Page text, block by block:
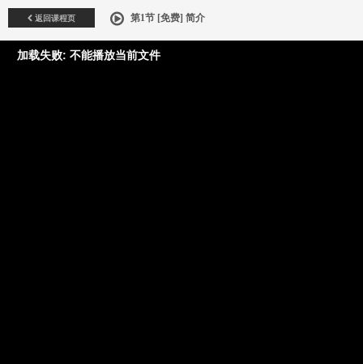
返回课程页 第1节 [免费] 简介
加载失败: 不能播放当前文件